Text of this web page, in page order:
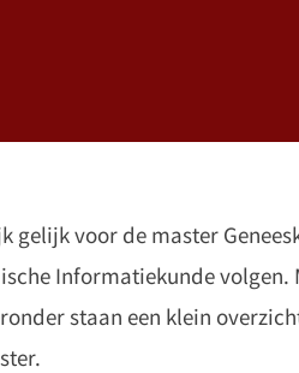
gelijk voor de master
Informatiekunde volgen.
staan een klein